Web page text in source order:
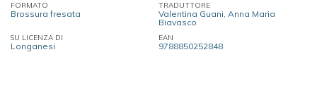
FORMATO
Brossura fresata
TRADUTTORE
Valentina Guani, Anna Maria
Biavasco
SU LICENZA DI
Longanesi
EAN
9788850252848